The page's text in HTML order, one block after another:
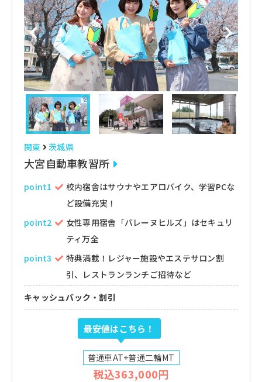
関東 茨城県
大宮自動車教習所
point1
校内宿舎はサウナやエアロバイク、学習PCな
ど設備充実！
point2
女性専用宿舎「バレーヌヒルズ」はセキュリ
ティ万全
point3
特典満載！レジャー施設やエステサロン割
引、レストランランチご招待など
キャッシュバック・割引
最安値はこちら！
普通車AT+普通二輪MT
税込363,000円